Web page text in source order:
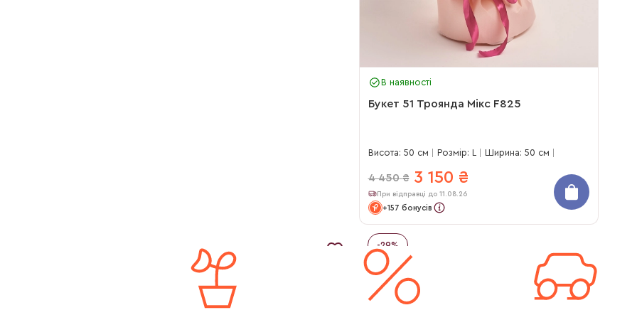
В наявності
Букет 51 Троянда Мікс F825
Висота: 50 см Розмір: L Ширина: 50 см
4 450 ₴ 3 150 ₴
При відправці до 11.08.26
+157 бонусів
-29%